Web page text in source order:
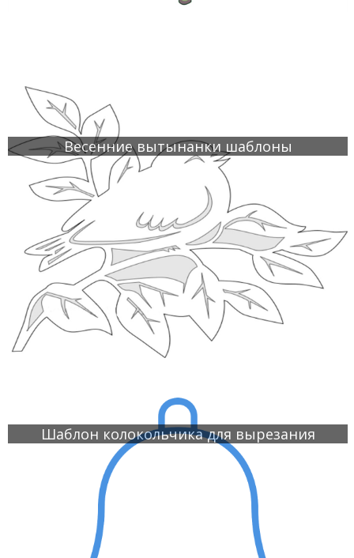
Весенние вытынанки шаблоны
Шаблон колокольчика для вырезания